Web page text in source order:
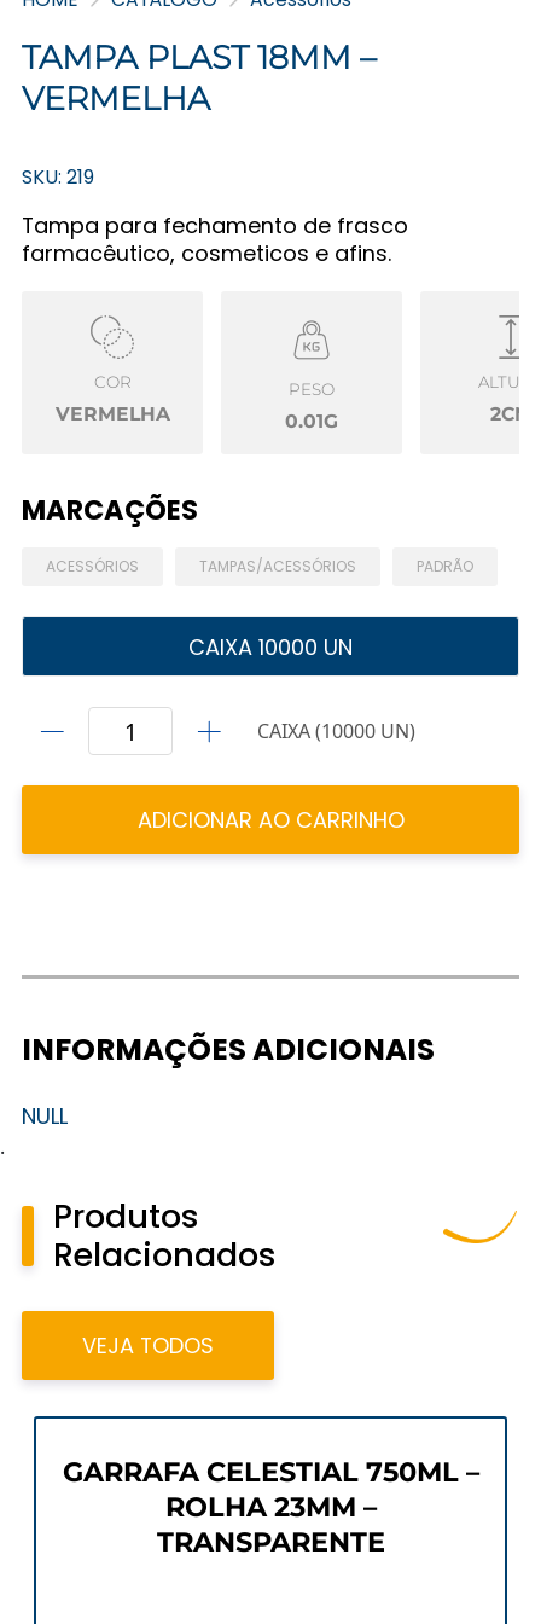
TAMPA PLAST 18MM –
VERMELHA
SKU: 219
Tampa para fechamento de frasco
farmacêutico, cosmeticos e afins.
COR
VERMELHA
PESO
0.01G 2CM
MARCAÇÕES
ACESSÓRIOS TAMPAS/ACESSÓRIOS PADRÃO
CAIXA 10000 UN
CAIXA (10000 UN)
ADICIONAR AO CARRINHO
INFORMAÇÕES ADICIONAIS
NULL
.
Produtos
Relacionados
VEJA TODOS
GARRAFA CELESTIAL 750ML –
ROLHA 23MM –
TRANSPARENTE